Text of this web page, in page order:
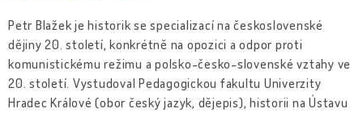
Petr Blažek je historik se specializací na československé
dějiny 20. století, konkrétně na opozici a odpor proti
komunistickému režimu a polsko-česko-slovenské vztahy ve
20. století. Vystudoval Pedagogickou fakultu Univerzity
Hradec Králové (obor český jazyk, dějepis), historii na Ústavu